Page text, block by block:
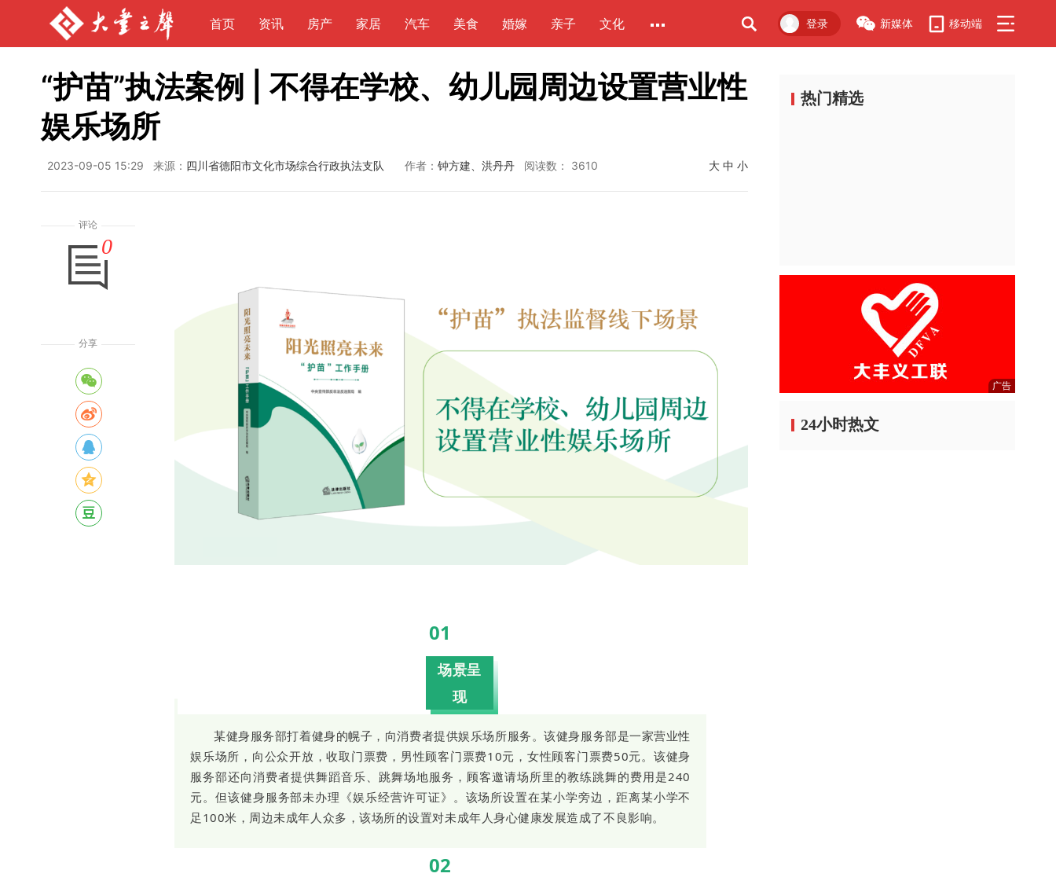
首页 资讯 房产 家居 汽车 美食 婚嫁 亲子 文化 新媒体 移动端
登录
“护苗”执法案例 | 不得在学校、幼儿园周边设置营业性
娱乐场所
2023-09-05 15:29 来源： 四川省德阳市文化市场综合行政执法支队 作者： 钟方建、洪丹丹 阅读数： 3610 大 中 小
评论
0
分享
01
场景呈
现
某健身服务部打着健身的幌子，向消费者提供娱乐场所服务。该健身服务部是一家营业性
娱乐场所，向公众开放，收取门票费，男性顾客门票费10元，女性顾客门票费50元。该健身
服务部还向消费者提供舞蹈音乐、跳舞场地服务，顾客邀请场所里的教练跳舞的费用是240
元。但该健身服务部未办理《娱乐经营许可证》。该场所设置在某小学旁边，距离某小学不
足100米，周边未成年人众多，该场所的设置对未成年人身心健康发展造成了不良影响。
02
热门精选
广告
24小时热文